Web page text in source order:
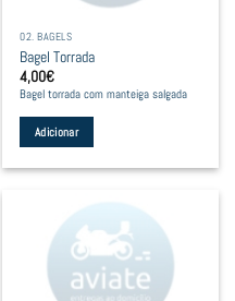
02. BAGELS
Bagel Torrada
4,00€
Bagel torrada com manteiga salgada
Adicionar